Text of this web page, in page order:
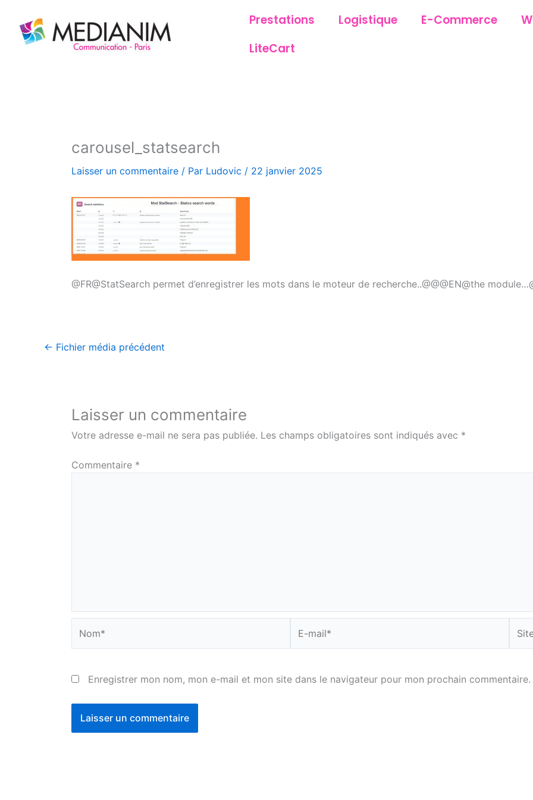
contenu
Prestations Logistique E-Commerce
LiteCart
carousel_statsearch
Laisser un commentaire / Par Ludovic / 22 janvier 2025
@FR@StatSearch permet d’enregistrer les mots dans le moteur de recherche..@@@EN@the
← Fichier média précédent
Laisser un commentaire
Votre adresse e-mail ne sera pas publiée. Les champs obligatoires sont indiqués avec *
Commentaire *
mail*
Enregistrer mon nom, mon e-mail et mon site dans le navigateur pour mon prochain commentaire.